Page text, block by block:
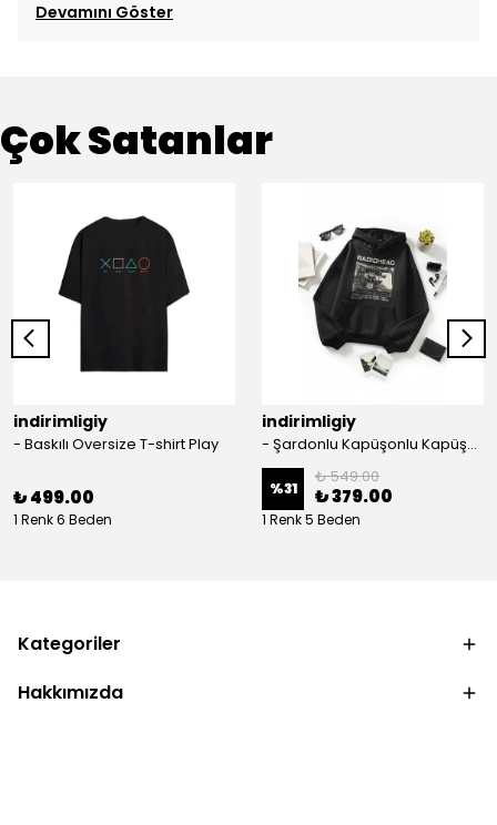
Devamını Göster
Çok Satanlar
indirimligiy
- Baskılı Oversize T-shirt Play
₺ 499.00
1 Renk 6 Beden
indirimligiy
- Şardonlu Kapüşonlu Kapüşonlu Kanguru Cep Oversize Lastik Paça Sweatshirt Takimi
%31
₺ 549.00
₺ 379.00
1 Renk 5 Beden
Kategoriler
Hakkımızda